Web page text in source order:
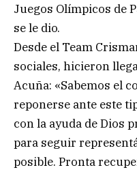
Juegos Olímpicos de
se le dio.
Desde el Team
sociales, hicieron
Acuña: «Sabemos el
reponerse ante este
con la ayuda de Dios
para seguir
posible. Pronta